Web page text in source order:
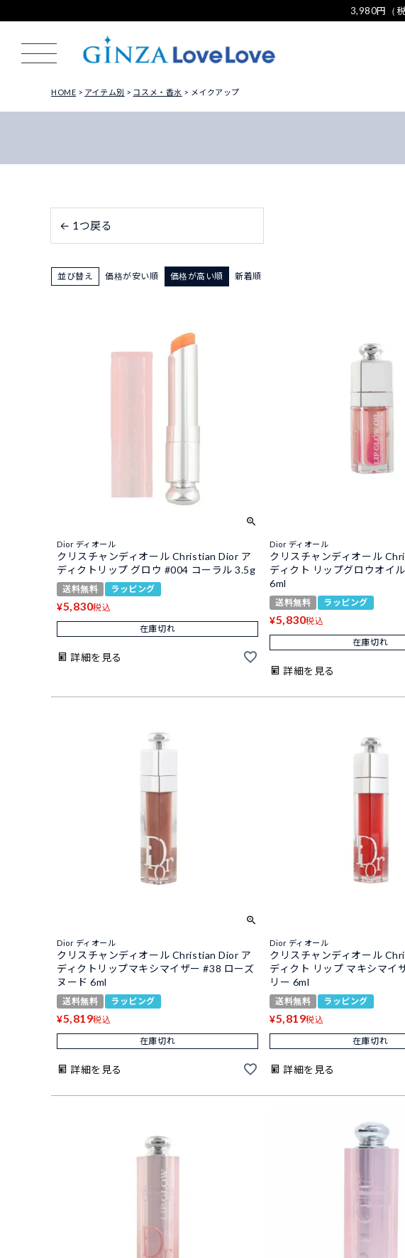
3,980円（
HOME アイテム別 コスメ・香水 メイクアップ
← 1つ戻る
並び替え 価格が安い順 価格が高い順 新着順
Dior ディオール
クリスチャンディオール Christian Dior ア
ディクトリップ グロウ #004 コーラル 3.5g
送料無料 ラッピング
¥5,830税込
在庫切れ
詳細を見る
Dior ディオール
クリスチャンディオール
ディクト リップグロウオイ
6ml
送料無料 ラッピング
¥5,830税込
在庫切れ
詳細を見る
Dior ディオール
クリスチャンディオール Christian Dior ア
ディクトリップマキシマイザー #38 ローズ
ヌード 6ml
送料無料 ラッピング
¥5,819税込
在庫切れ
詳細を見る
Dior ディオール
クリスチャンディオール
ディクト リップ マキシマイ
リー 6ml
送料無料 ラッピング
¥5,819税込
在庫切れ
詳細を見る